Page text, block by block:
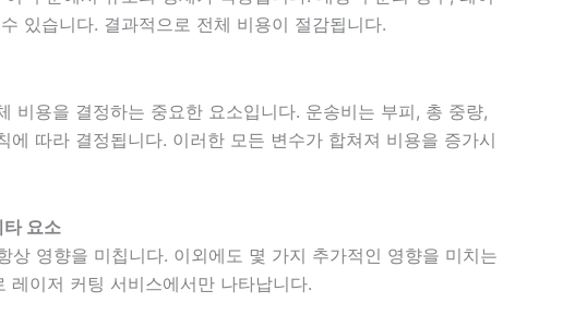
있습니다. 결과적으로 전체 비용이 절감됩니다.
비용을 결정하는 중요한 요소입니다. 운송비는 부피, 총 중량,
따라 결정됩니다. 이러한 모든 변수가 합쳐져 비용을 증가시
요소
상 영향을 미칩니다. 이외에도 몇 가지 추가적인 영향을 미치는
레이저 커팅 서비스에서만 나타납니다.